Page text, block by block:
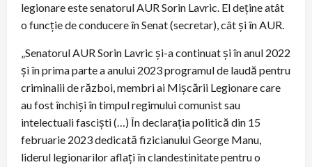
legionare este senatorul AUR Sorin Lavric. El deține atât
o funcție de conducere în Senat (secretar), cât și în AUR.
„Senatorul AUR Sorin Lavric și-a continuat și în anul 2022
și în prima parte a anului 2023 programul de laudă pentru
criminalii de război, membri ai Mișcării Legionare care
au fost închiși în timpul regimului comunist sau
intelectuali fasciști (…) În declarația politică din 15
februarie 2023 dedicată fizicianului George Manu,
liderul legionarilor aflați în clandestinitate pentru o